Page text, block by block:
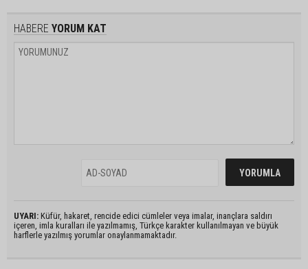
HABERE YORUM KAT
UYARI: Küfür, hakaret, rencide edici cümleler veya imalar, inançlara saldırı
içeren, imla kuralları ile yazılmamış, Türkçe karakter kullanılmayan ve büyük
harflerle yazılmış yorumlar onaylanmamaktadır.